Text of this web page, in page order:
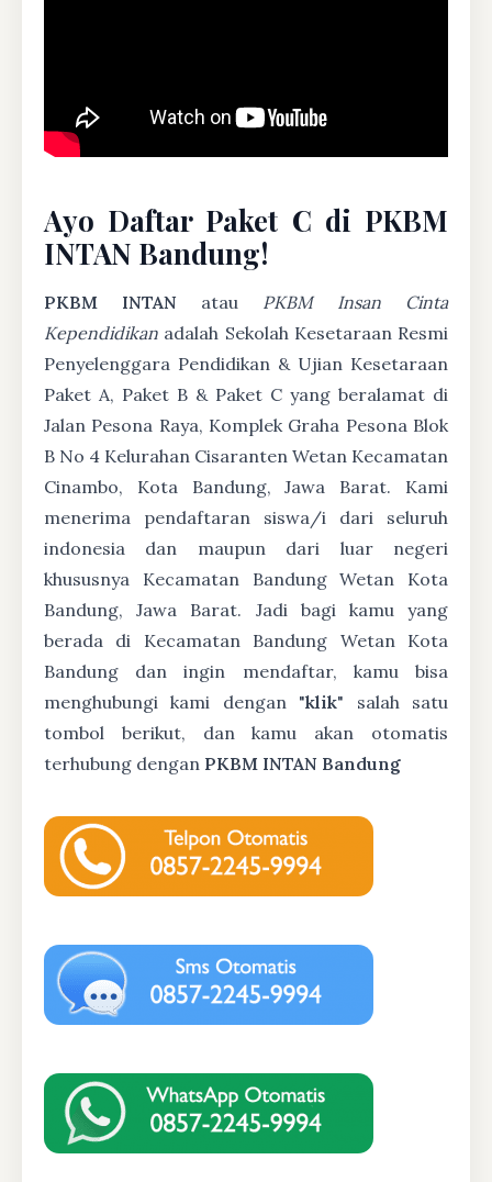
Ayo Daftar Paket C di PKBM
INTAN Bandung!
PKBM INTAN atau PKBM Insan Cinta
Kependidikan adalah Sekolah Kesetaraan Resmi
Penyelenggara Pendidikan & Ujian Kesetaraan
Paket A, Paket B & Paket C yang beralamat di
Jalan Pesona Raya, Komplek Graha Pesona Blok
B No 4 Kelurahan Cisaranten Wetan Kecamatan
Cinambo, Kota Bandung, Jawa Barat. Kami
menerima pendaftaran siswa/i dari seluruh
indonesia dan maupun dari luar negeri
khususnya Kecamatan Bandung Wetan Kota
Bandung, Jawa Barat. Jadi bagi kamu yang
berada di Kecamatan Bandung Wetan Kota
Bandung dan ingin mendaftar, kamu bisa
menghubungi kami dengan "klik" salah satu
tombol berikut, dan kamu akan otomatis
terhubung dengan PKBM INTAN Bandung